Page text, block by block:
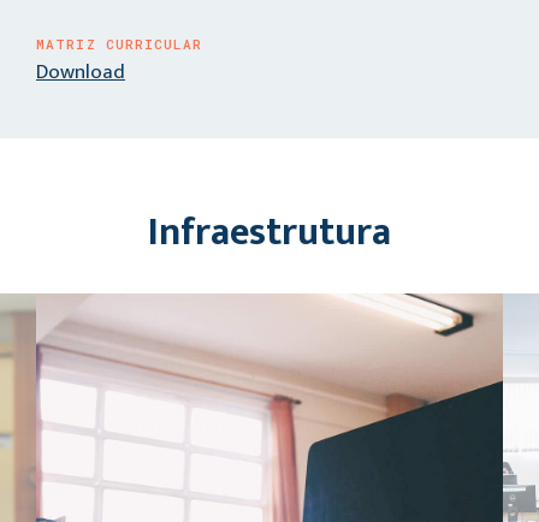
MATRIZ CURRICULAR
Download
Infraestrutura